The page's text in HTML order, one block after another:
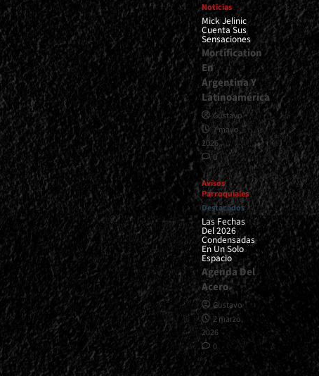
Noticias
Mick Jelinic
Cuenta Sus
Sensaciones
Mortification
En
Argentina Y
Latinoamérica
Gustavo
7 mayo,
2026
0
Avisos
Parroquiales
Destacados
Las Fechas
Del 2026
Condensadas
En Un Solo
Espacio
Agenda Del
Acero
Gustavo
2 marzo,
2026
0